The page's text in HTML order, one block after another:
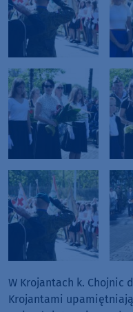
W Krojantach k. Chojnic
Krojantami